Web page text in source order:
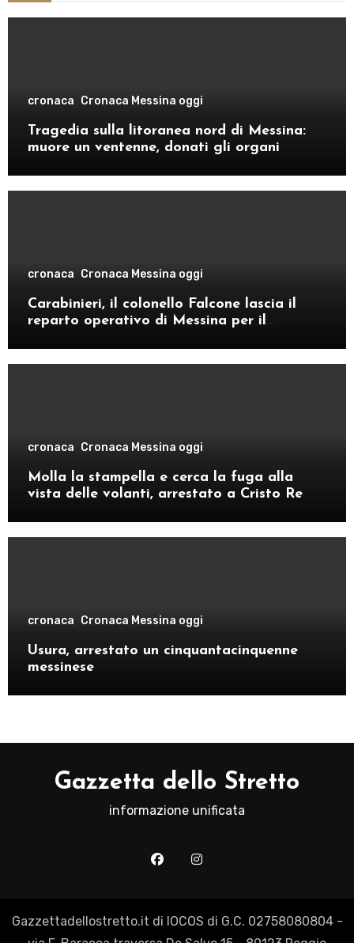
cronaca Cronaca Messina oggi
Tragedia sulla litoranea nord di Messina:
muore un ventenne, donati gli organi
cronaca Cronaca Messina oggi
Carabinieri, il colonello Falcone lascia il
reparto operativo di Messina per il
cronaca Cronaca Messina oggi
Molla la stampella e cerca la fuga alla
vista delle volanti, arrestato a Cristo Re
cronaca Cronaca Messina oggi
Usura, arrestato un cinquantacinquenne
messinese
Gazzetta dello Stretto
informazione unificata
Gazzettadellostretto.it di IOCOS di G.C. 02758080804 -